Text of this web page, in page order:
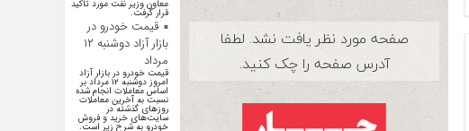
معاون وزیر نفت مورد تاکید
قرار گرفت.
قیمت خودرو در
بازار آزاد دوشنبه ۱۲
مرداد
قیمت خودرو در بازار آزاد
امروز دوشنبه ۱۲ مرداد بر
اساس معاملات انجام شده
نسبت به آخرین معاملات
روز‌های گذشته در
سایت‌های خرید و فروش
خودرو به شرح زیر است.